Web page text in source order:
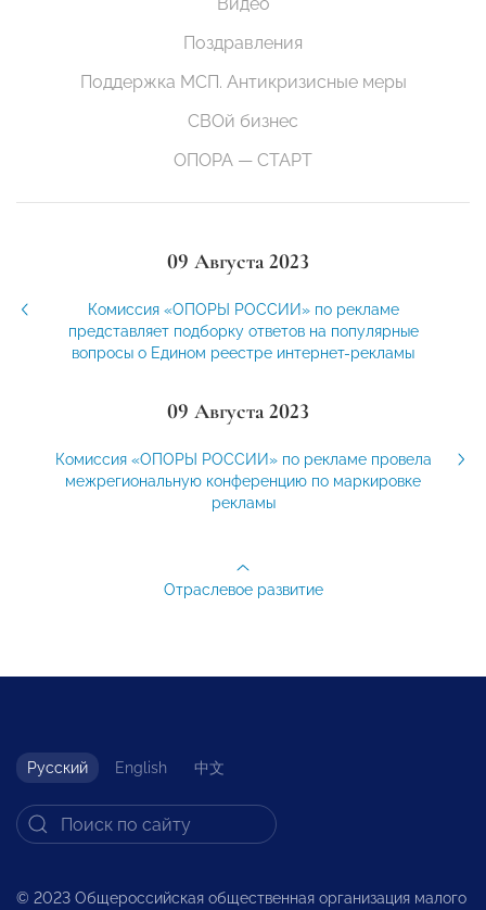
Поздравления
Поддержка МСП. Антикризисные меры
СВОй бизнес
ОПОРА — СТАРТ
09 Августа 2023
Комиссия «ОПОРЫ РОССИИ» по рекламе
представляет подборку ответов на популярные
вопросы о Едином реестре интернет-рекламы
09 Августа 2023
Комиссия «ОПОРЫ РОССИИ» по рекламе провела
межрегиональную конференцию по маркировке
рекламы
Отраслевое развитие
Русский English 中文
© 2023 Общероссийская общественная организация малого